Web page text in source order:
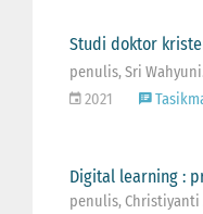
Studi doktor
penulis, Sri
2021
Digital learning :
penulis, Christiyanti